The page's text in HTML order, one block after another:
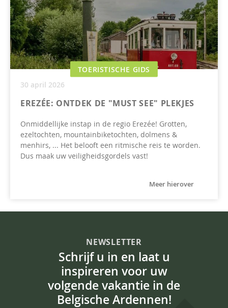
TOERISTISCHE GIDS
30 april 2026
EREZÉE: ONTDEK DE "MUST SEE" PLEKJES
Onmiddellijke instap in de regio Erezée! Grotten,
ezeltochten, mountainbiketochten, dolmens &
menhirs, ... Het belooft een ritmische reis te worden.
Dus maak uw veiligheidsgordels vast!
Meer hierover
NEWSLETTER
Schrijf u in en laat u
inspireren voor uw
volgende vakantie in de
Belgische Ardennen!